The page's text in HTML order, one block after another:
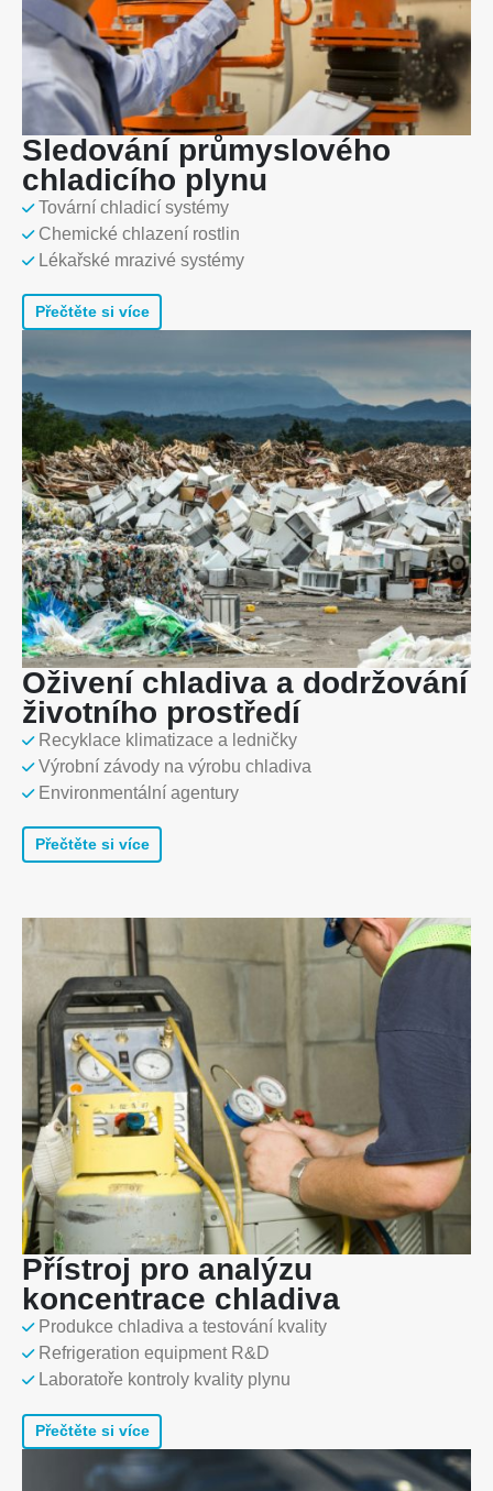
Sledování průmyslového
chladicího plynu
Tovární chladicí systémy
Chemické chlazení rostlin
Lékařské mrazivé systémy
Přečtěte si více
Oživení chladiva a dodržování
životního prostředí
Recyklace klimatizace a ledničky
Výrobní závody na výrobu chladiva
Environmentální agentury
Přečtěte si více
Přístroj pro analýzu
koncentrace chladiva
Produkce chladiva a testování kvality
Refrigeration equipment R&D
Laboratoře kontroly kvality plynu
Přečtěte si více